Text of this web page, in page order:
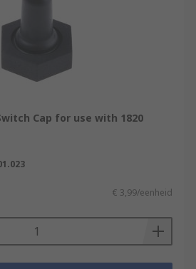
Cap for use with 1820
€ 3,99/eenheid